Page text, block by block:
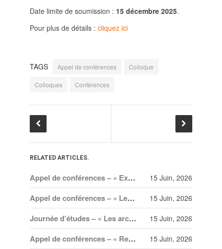
Date limite de soumission : 15 décembre 2025.
Pour plus de détails : cliquez ici
TAGS Appel de conférences Colloque
Colloques Conférences
RELATED ARTICLES.
Appel de conférences – « Expressions sonores de la violence et transformations technologiques dans le cinéma européen, des années 1970 à la transition numérique » – 30 septembre 2026 15 Juin, 2026
Appel de conférences – « Les rencontres de musicologie médiévalle » – 30 juin 2026 15 Juin, 2026
Journée d’études – « Les archives en mineur. Amateurisme, collection et création dans les arts spectaculaires à Paris, Berlin et Vienne au XX 15 Juin, 2026
Appel de conférences – « Recréer l’Orient. Imaginaires et circulations transnationales » – 20 juillet 2026 15 Juin, 2026